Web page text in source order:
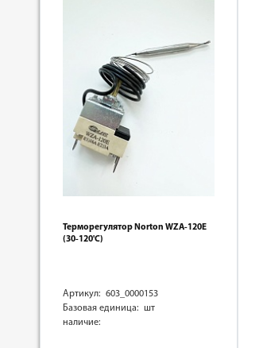
Терморегулятор Norton WZA-120E
(30-120'C)
Артикул: 603_0000153
Базовая единица: шт
наличие: